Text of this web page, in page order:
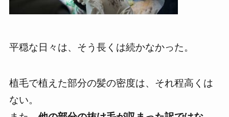
平穏な日々は、そう長くは続かなかった。
植毛で植えた部分の髪の密度は、それ程高くは
ない。